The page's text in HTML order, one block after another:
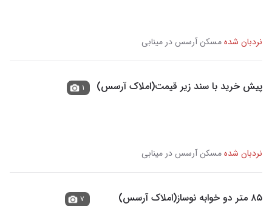
نردبان شدهمسکن آرسس در مینابی
پیش خرید با سند زیر قیمت(املاک آرسس)
نردبان شدهمسکن آرسس در مینابی
۱
۸۵ متر دو خوابه نوساز(املاک آرسس) ۷